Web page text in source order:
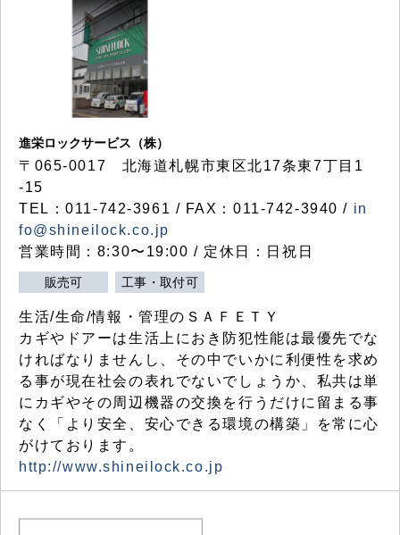
進栄ロックサービス（株）
〒065-0017 北海道札幌市東区北17条東7丁目1
-15
TEL：011-742-3961 / FAX：011-742-3940 / in
fo@shineilock.co.jp
営業時間：8:30〜19:00 / 定休日：日祝日
販売可 工事・取付可
生活/生命/情報・管理のＳＡＦＥＴＹ
カギやドアーは生活上におき防犯性能は最優先でな
ければなりませんし、その中でいかに利便性を求め
る事が現在社会の表れでないでしょうか、私共は単
にカギやその周辺機器の交換を行うだけに留まる事
なく「より安全、安心できる環境の構築」を常に心
がけております。
http://www.shineilock.co.jp